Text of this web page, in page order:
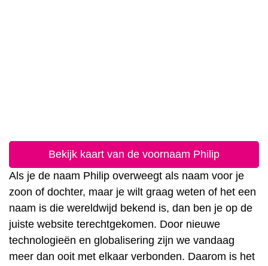
Bekijk kaart van de voornaam Philip
Als je de naam Philip overweegt als naam voor je
zoon of dochter, maar je wilt graag weten of het een
naam is die wereldwijd bekend is, dan ben je op de
juiste website terechtgekomen. Door nieuwe
technologieën en globalisering zijn we vandaag
meer dan ooit met elkaar verbonden. Daarom is het